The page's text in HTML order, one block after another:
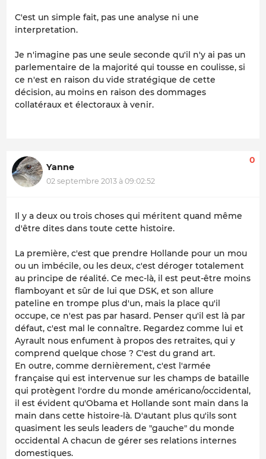
C'est un simple fait, pas une analyse ni une
interpretation.
Je n'imagine pas une seule seconde qu'il n'y ai pas un
parlementaire de la majorité qui tousse en coulisse, si
ce n'est en raison du vide stratégique de cette
décision, au moins en raison des dommages
collatéraux et électoraux à venir.
Yanne
02 septembre 2013 à 09:02:52
0
Il y a deux ou trois choses qui méritent quand même
d'être dites dans toute cette histoire.
La première, c'est que prendre Hollande pour un mou
ou un imbécile, ou les deux, c'est déroger totalement
au principe de réalité. Ce mec-là, il est peut-être moins
flamboyant et sûr de lui que DSK, et son allure
pateline en trompe plus d'un, mais la place qu'il
occupe, ce n'est pas par hasard. Penser qu'il est là par
défaut, c'est mal le connaître. Regardez comme lui et
Ayrault nous enfument à propos des retraites, qui y
comprend quelque chose ? C'est du grand art.
En outre, comme dernièrement, c'est l'armée
française qui est intervenue sur les champs de bataille
qui protègent l'ordre du monde américano/occidental,
il est évident qu'Obama et Hollande sont main dans la
main dans cette histoire-là. D'autant plus qu'ils sont
quasiment les seuls leaders de "gauche" du monde
occidental A chacun de gérer ses relations internes
domestiques.